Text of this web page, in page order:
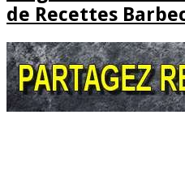
de Recettes